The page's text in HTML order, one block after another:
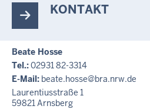
KONTAKT
Beate Hosse
Tel.:02931 82-3314
E-Mail: beate.hosse@bra.nrw.de
Laurentiusstraße 1
59821 Arnsberg